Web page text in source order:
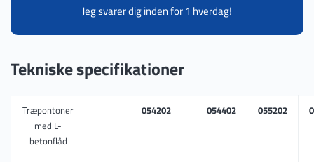
Jeg svarer dig inden for 1 hverdag!
Tekniske specifikationer
Træpontoner
med L-
betonflåd
054202 054402 055202